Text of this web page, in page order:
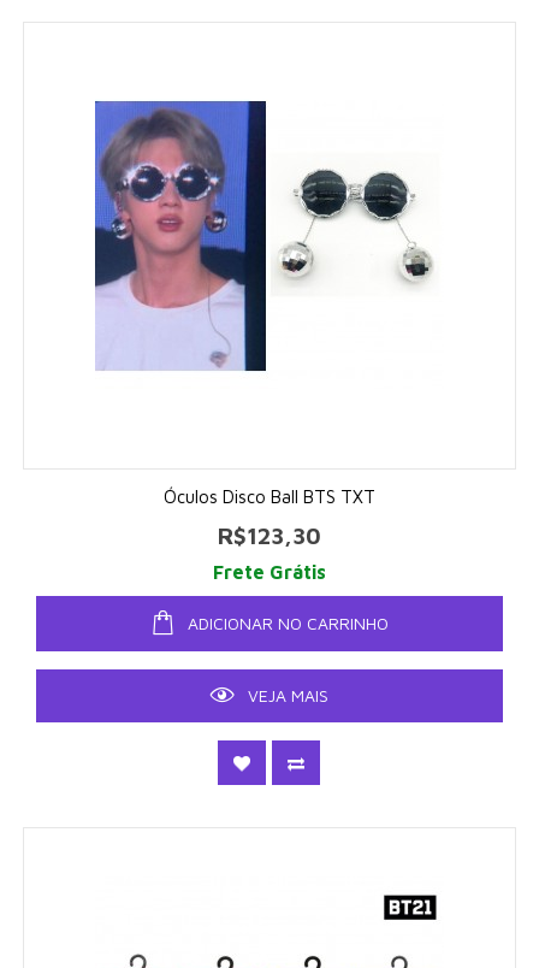
Óculos Disco Ball BTS TXT
R$123,30
Frete Grátis
ADICIONAR NO CARRINHO
VEJA MAIS